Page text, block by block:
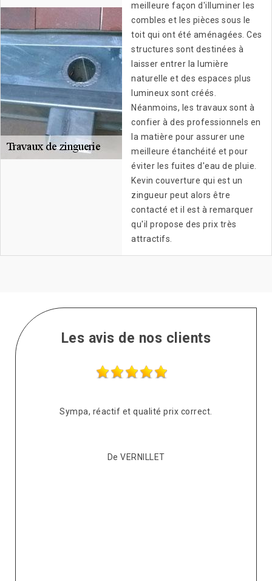
meilleure façon d'illuminer les
combles et les pièces sous le
toit qui ont été aménagées. Ces
structures sont destinées à
laisser entrer la lumière
naturelle et des espaces plus
lumineux sont créés.
Néanmoins, les travaux sont à
confier à des professionnels en
la matière pour assurer une
meilleure étanchéité et pour
éviter les fuites d'eau de pluie.
Kevin couverture qui est un
zingueur peut alors être
contacté et il est à remarquer
qu'il propose des prix très
attractifs.
Les avis de nos clients
Sympa, réactif et qualité prix correct.
De VERNILLET